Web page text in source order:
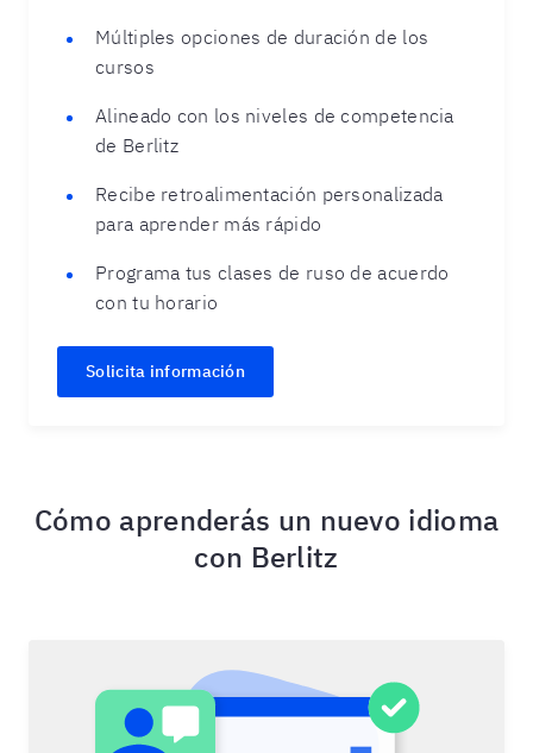
Múltiples opciones de duración de los
cursos
Alineado con los niveles de competencia
de Berlitz
Recibe retroalimentación personalizada
para aprender más rápido
Programa tus clases de ruso de acuerdo
con tu horario
Solicita información
Cómo aprenderás un nuevo idioma
con Berlitz